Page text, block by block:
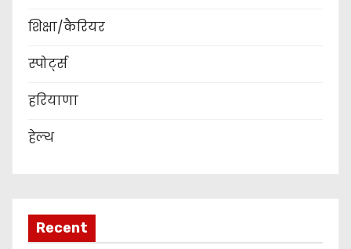
शिक्षा/कैरियर
स्पोर्ट्स
हरियाणा
हेल्थ
Recent